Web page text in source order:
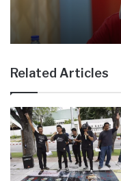
Related Articles